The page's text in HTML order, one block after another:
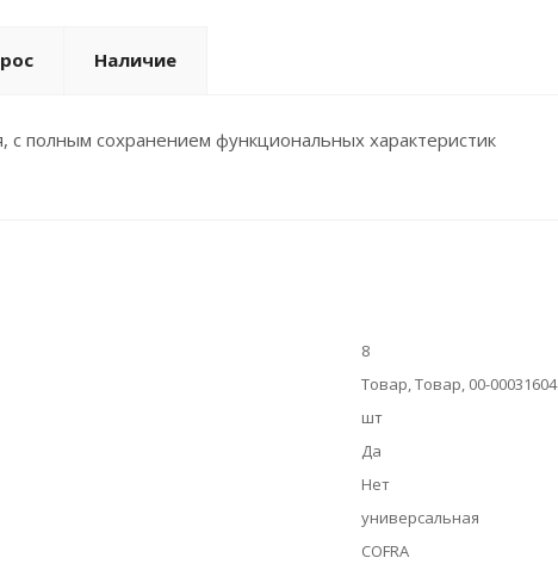
Наличие
полным сохранением функциональных характеристик
8
Товар, Товар, 00-00031604
шт
Да
Нет
универсальная
COFRA